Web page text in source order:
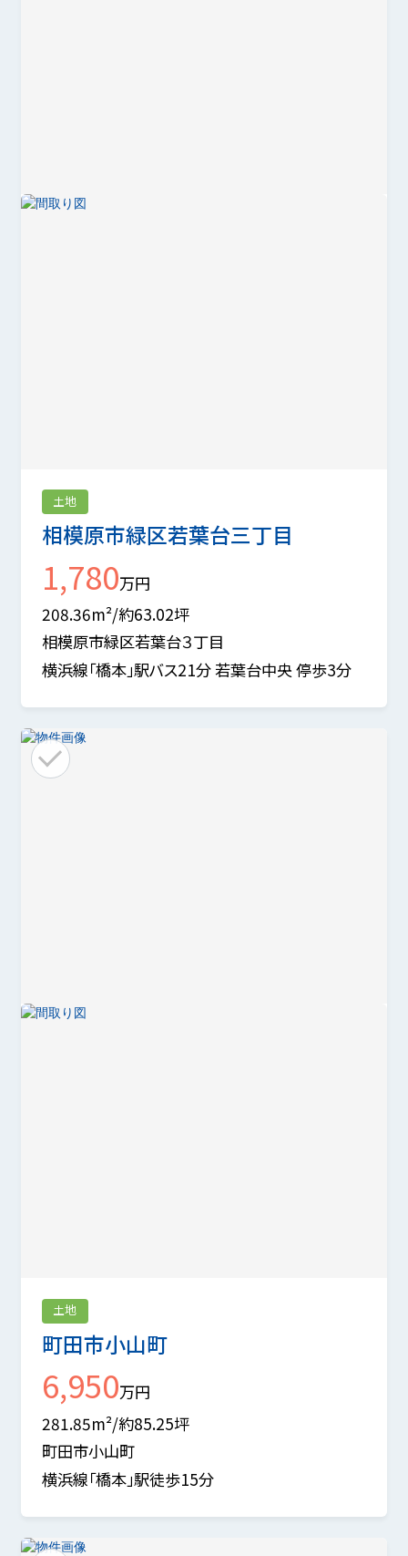
相模原市緑区若葉台三丁目
土地
1,780万円
208.36m²/約63.02坪
相模原市緑区若葉台３丁目
横浜線「橋本」駅バス21分 若葉台中央 停歩3分
町田市小山町
土地
6,950万円
281.85m²/約85.25坪
町田市小山町
横浜線「橋本」駅徒歩15分